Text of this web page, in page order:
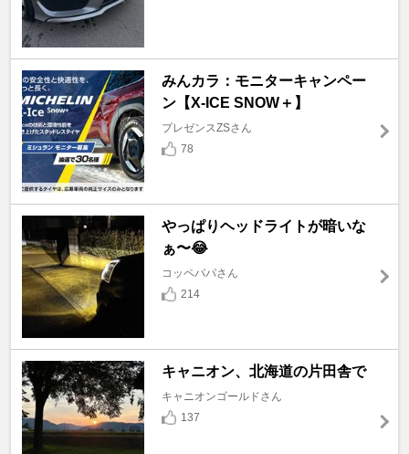
みんカラ：モニターキャンペー
ン【X-ICE SNOW＋】
プレゼンスZSさん
78
やっぱりヘッドライトが暗いな
ぁ〜😂
コッペパパさん
214
キャニオン、北海道の片田舎で
キャニオンゴールドさん
137